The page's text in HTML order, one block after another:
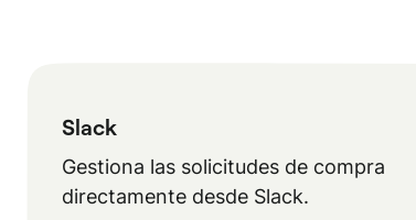
Slack
Gestiona las solicitudes de compra
directamente desde Slack.